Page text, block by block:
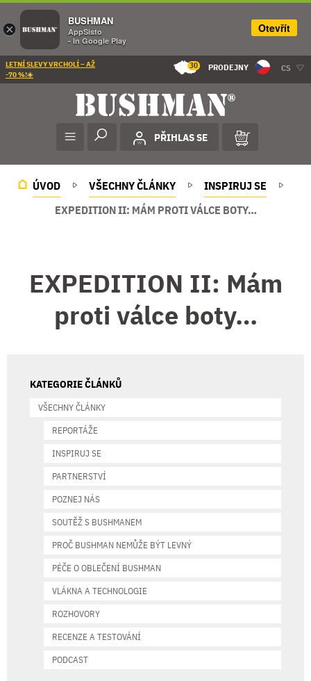
LETNÍ SLEVY VRCHOLÍ – AŽ
-70 %!☀️
30 PRODEJNY CS
PŘIHLAS SE
ÚVOD VŠECHNY ČLÁNKY
INSPIRUJ SE
EXPEDITION II: MÁM PROTI VÁLCE BOTY…
EXPEDITION II: Mám
proti válce boty…
KATEGORIE ČLÁNKŮ
VŠECHNY ČLÁNKY
REPORTÁŽE
INSPIRUJ SE
PARTNERSTVÍ
POZNEJ NÁS
SOUTĚŽ S BUSHMANEM
PROČ BUSHMAN NEMŮŽE BÝT LEVNÝ
PÉČE O OBLEČENÍ BUSHMAN
VLÁKNA A TECHNOLOGIE
ROZHOVORY
RECENZE A TESTOVÁNÍ
PODCAST
×
BUSHMAN
AppSisto
- In Google Play
Otevřít